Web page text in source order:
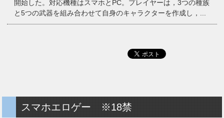
開始した。対応機種はスマホとPC。プレイヤーは，3つの種族
と5つの武器を組み合わせて自身のキャラクターを作成し，...
スマホエロゲー ※18禁